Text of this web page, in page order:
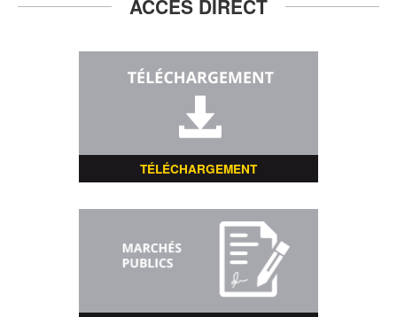
ACCÈS DIRECT
TÉLÉCHARGEMENT